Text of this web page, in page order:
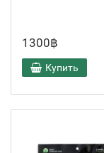
1300฿
Купить